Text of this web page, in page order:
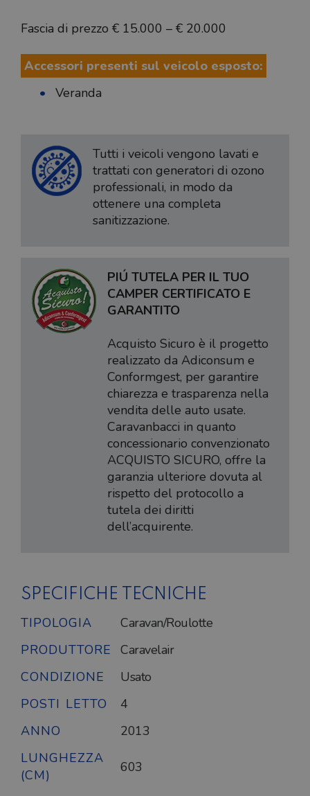
Fascia di prezzo € 15.000 – € 20.000
Accessori presenti sul veicolo esposto:
Veranda
Tutti i veicoli vengono lavati e
trattati con generatori di ozono
professionali, in modo da
ottenere una completa
sanitizzazione.
PIÚ TUTELA PER IL TUO
CAMPER CERTIFICATO E
GARANTITO
Acquisto Sicuro è il progetto
realizzato da Adiconsum e
Conformgest, per garantire
chiarezza e trasparenza nella
vendita delle auto usate.
Caravanbacci in quanto
concessionario convenzionato
ACQUISTO SICURO, offre la
garanzia ulteriore dovuta al
rispetto del protocollo a
tutela dei diritti
dell’acquirente.
SPECIFICHE TECNICHE
TIPOLOGIA
Caravan/Roulotte
PRODUTTORE
Caravelair
CONDIZIONE
Usato
POSTI LETTO
4
ANNO
2013
LUNGHEZZA
(CM)
603